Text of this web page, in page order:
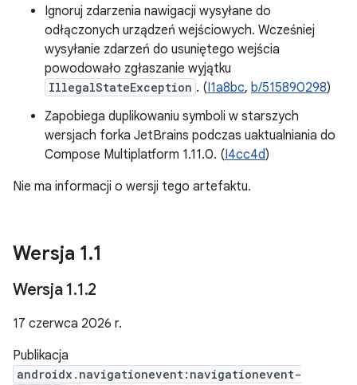
Ignoruj zdarzenia nawigacji wysyłane do
odłączonych urządzeń wejściowych. Wcześniej
wysyłanie zdarzeń do usuniętego wejścia
powodowało zgłaszanie wyjątku
IllegalStateException . (I1a8bc, b/515890298)
Zapobiega duplikowaniu symboli w starszych
wersjach forka JetBrains podczas uaktualniania do
Compose Multiplatform 1.11.0. (I4cc4d)
Nie ma informacji o wersji tego artefaktu.
Wersja 1.1
Wersja 1.1.2
17 czerwca 2026 r.
Publikacja
androidx.navigationevent:navigationevent-